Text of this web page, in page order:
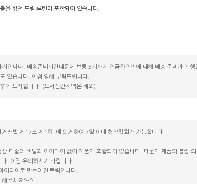
을 했던 드림 루틴이 포함되어 있습니다.
입니다. 배송준비시간때문에 보통 3시까지 입금확인껀에 대해 배송 준비가 진
있습니다. 이점 양해 부탁드립니다.
에 도착합니다. (도서산간지역은 제외)
거래법 제17조 제1항」 에 의거하여 7일 이내 청약철회가 가능합니다.
마술의 비밀과 아이디어 값이 제품에 포함되어 있습니다. 때문에 제품의 불량
. 이점 유의하시기 바랍니다.
이디어로 만들어진 트릭입니다.
해주세요^-^